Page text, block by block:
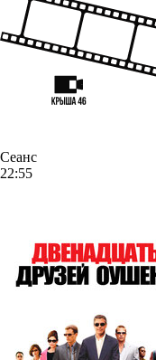
Сеанс
22:55